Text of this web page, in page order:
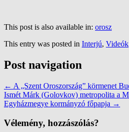
This post is also available in: orosz
This entry was posted in Interjú, Videók
Post navigation
← A „Szent Oroszország” körmenet
Ismét Márk (Golovkov) metropolita a
Egyházmegye kormányzó főpapja →
Vélemény, hozzászólás?